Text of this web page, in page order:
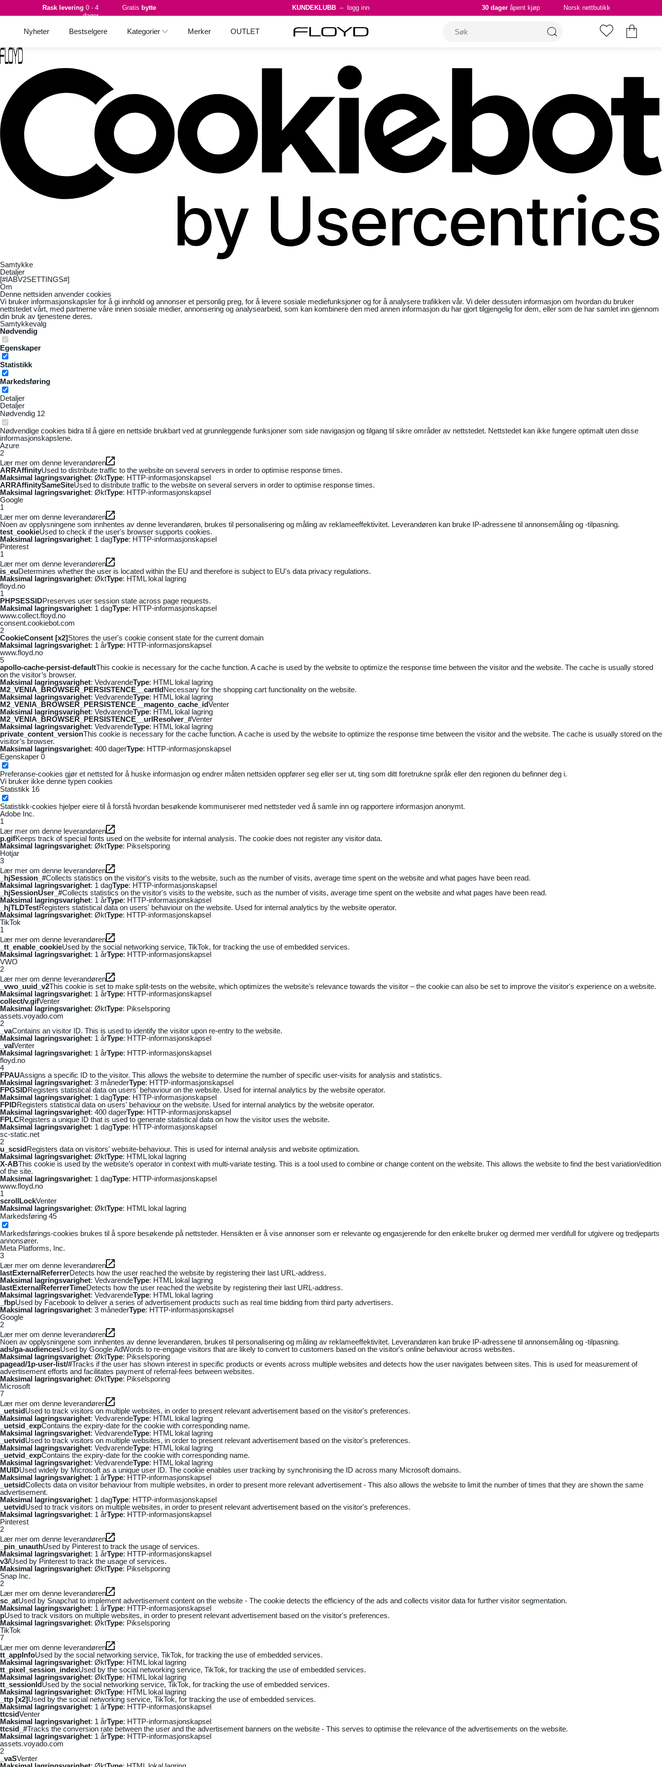
Samtykke
Detaljer
[#IABV2SETTINGS#]
Om
Denne nettsiden anvender cookies
Vi bruker informasjonskapsler for å gi innhold og annonser et personlig preg, for å levere sosiale mediefunksjoner og for å analysere trafikken vår. Vi deler dessuten informasjon om hvordan du bruker
nettstedet vårt, med partnerne våre innen sosiale medier, annonsering og analysearbeid, som kan kombinere den med annen informasjon du har gjort tilgjengelig for dem, eller som de har samlet inn gjennom
din bruk av tjenestene deres.
Samtykkevalg
Nødvendig
Egenskaper
Statistikk
Markedsføring
Detaljer
Detaljer
Nødvendig 12
Nødvendige cookies bidra til å gjøre en nettside brukbart ved at grunnleggende funksjoner som side navigasjon og tilgang til sikre områder av nettstedet. Nettstedet kan ikke fungere optimalt uten disse
informasjonskapslene.
Azure
2
Lær mer om denne leverandøren
ARRAffinityUsed to distribute traffic to the website on several servers in order to optimise response times.
Maksimal lagringsvarighet: ØktType: HTTP-informasjonskapsel
ARRAffinitySameSiteUsed to distribute traffic to the website on several servers in order to optimise response times.
Maksimal lagringsvarighet: ØktType: HTTP-informasjonskapsel
Google
1
Lær mer om denne leverandøren
Noen av opplysningene som innhentes av denne leverandøren, brukes til personalisering og måling av reklameeffektivitet. Leverandøren kan bruke IP-adressene til annonsemåling og -tilpasning.
test_cookieUsed to check if the user's browser supports cookies.
Maksimal lagringsvarighet: 1 dagType: HTTP-informasjonskapsel
Pinterest
1
Lær mer om denne leverandøren
is_euDetermines whether the user is located within the EU and therefore is subject to EU's data privacy regulations.
Maksimal lagringsvarighet: ØktType: HTML lokal lagring
floyd.no
1
PHPSESSIDPreserves user session state across page requests.
Maksimal lagringsvarighet: 1 dagType: HTTP-informasjonskapsel
www.collect.floyd.no
consent.cookiebot.com
2
CookieConsent [x2]Stores the user's cookie consent state for the current domain
Maksimal lagringsvarighet: 1 årType: HTTP-informasjonskapsel
www.floyd.no
5
apollo-cache-persist-defaultThis cookie is necessary for the cache function. A cache is used by the website to optimize the response time between the visitor and the website. The cache is usually stored
on the visitor’s browser.
Maksimal lagringsvarighet: VedvarendeType: HTML lokal lagring
M2_VENIA_BROWSER_PERSISTENCE__cartIdNecessary for the shopping cart functionality on the website.
Maksimal lagringsvarighet: VedvarendeType: HTML lokal lagring
M2_VENIA_BROWSER_PERSISTENCE__magento_cache_idVenter
Maksimal lagringsvarighet: VedvarendeType: HTML lokal lagring
M2_VENIA_BROWSER_PERSISTENCE__urlResolver_#Venter
Maksimal lagringsvarighet: VedvarendeType: HTML lokal lagring
private_content_versionThis cookie is necessary for the cache function. A cache is used by the website to optimize the response time between the visitor and the website. The cache is usually stored on the
visitor’s browser.
Maksimal lagringsvarighet: 400 dagerType: HTTP-informasjonskapsel
Egenskaper 0
Preferanse-cookies gjør et nettsted for å huske informasjon og endrer måten nettsiden oppfører seg eller ser ut, ting som ditt foretrukne språk eller den regionen du befinner deg i.
Vi bruker ikke denne typen cookies
Statistikk 16
Statistikk-cookies hjelper eiere til å forstå hvordan besøkende kommuniserer med nettsteder ved å samle inn og rapportere informasjon anonymt.
Adobe Inc.
1
Lær mer om denne leverandøren
p.gifKeeps track of special fonts used on the website for internal analysis. The cookie does not register any visitor data.
Maksimal lagringsvarighet: ØktType: Pikselsporing
Hotjar
3
Lær mer om denne leverandøren
_hjSession_#Collects statistics on the visitor's visits to the website, such as the number of visits, average time spent on the website and what pages have been read.
Maksimal lagringsvarighet: 1 dagType: HTTP-informasjonskapsel
_hjSessionUser_#Collects statistics on the visitor's visits to the website, such as the number of visits, average time spent on the website and what pages have been read.
Maksimal lagringsvarighet: 1 årType: HTTP-informasjonskapsel
_hjTLDTestRegisters statistical data on users' behaviour on the website. Used for internal analytics by the website operator.
Maksimal lagringsvarighet: ØktType: HTTP-informasjonskapsel
TikTok
1
Lær mer om denne leverandøren
_tt_enable_cookieUsed by the social networking service, TikTok, for tracking the use of embedded services.
Maksimal lagringsvarighet: 1 årType: HTTP-informasjonskapsel
VWO
2
Lær mer om denne leverandøren
_vwo_uuid_v2This cookie is set to make split-tests on the website, which optimizes the website's relevance towards the visitor – the cookie can also be set to improve the visitor's experience on a website.
Maksimal lagringsvarighet: 1 årType: HTTP-informasjonskapsel
collect/v.gifVenter
Maksimal lagringsvarighet: ØktType: Pikselsporing
assets.voyado.com
2
_vaContains an visitor ID. This is used to identify the visitor upon re-entry to the website.
Maksimal lagringsvarighet: 1 årType: HTTP-informasjonskapsel
_vaIVenter
Maksimal lagringsvarighet: 1 årType: HTTP-informasjonskapsel
floyd.no
4
FPAUAssigns a specific ID to the visitor. This allows the website to determine the number of specific user-visits for analysis and statistics.
Maksimal lagringsvarighet: 3 månederType: HTTP-informasjonskapsel
FPGSIDRegisters statistical data on users' behaviour on the website. Used for internal analytics by the website operator.
Maksimal lagringsvarighet: 1 dagType: HTTP-informasjonskapsel
FPIDRegisters statistical data on users' behaviour on the website. Used for internal analytics by the website operator.
Maksimal lagringsvarighet: 400 dagerType: HTTP-informasjonskapsel
FPLCRegisters a unique ID that is used to generate statistical data on how the visitor uses the website.
Maksimal lagringsvarighet: 1 dagType: HTTP-informasjonskapsel
sc-static.net
2
u_scsidRegisters data on visitors' website-behaviour. This is used for internal analysis and website optimization.
Maksimal lagringsvarighet: ØktType: HTML lokal lagring
X-ABThis cookie is used by the website’s operator in context with multi-variate testing. This is a tool used to combine or change content on the website. This allows the website to find the best variation/edition
of the site.
Maksimal lagringsvarighet: 1 dagType: HTTP-informasjonskapsel
www.floyd.no
1
scrollLockVenter
Maksimal lagringsvarighet: ØktType: HTML lokal lagring
Markedsføring 45
Markedsførings-cookies brukes til å spore besøkende på nettsteder. Hensikten er å vise annonser som er relevante og engasjerende for den enkelte bruker og dermed mer verdifull for utgivere og tredjeparts
annonsører.
Meta Platforms, Inc.
3
Lær mer om denne leverandøren
lastExternalReferrerDetects how the user reached the website by registering their last URL-address.
Maksimal lagringsvarighet: VedvarendeType: HTML lokal lagring
lastExternalReferrerTimeDetects how the user reached the website by registering their last URL-address.
Maksimal lagringsvarighet: VedvarendeType: HTML lokal lagring
_fbpUsed by Facebook to deliver a series of advertisement products such as real time bidding from third party advertisers.
Maksimal lagringsvarighet: 3 månederType: HTTP-informasjonskapsel
Google
2
Lær mer om denne leverandøren
Noen av opplysningene som innhentes av denne leverandøren, brukes til personalisering og måling av reklameeffektivitet. Leverandøren kan bruke IP-adressene til annonsemåling og -tilpasning.
ads/ga-audiencesUsed by Google AdWords to re-engage visitors that are likely to convert to customers based on the visitor's online behaviour across websites.
Maksimal lagringsvarighet: ØktType: Pikselsporing
pagead/1p-user-list/#Tracks if the user has shown interest in specific products or events across multiple websites and detects how the user navigates between sites. This is used for measurement of
advertisement efforts and facilitates payment of referral-fees between websites.
Maksimal lagringsvarighet: ØktType: Pikselsporing
Microsoft
7
Lær mer om denne leverandøren
_uetsidUsed to track visitors on multiple websites, in order to present relevant advertisement based on the visitor's preferences.
Maksimal lagringsvarighet: VedvarendeType: HTML lokal lagring
_uetsid_expContains the expiry-date for the cookie with corresponding name.
Maksimal lagringsvarighet: VedvarendeType: HTML lokal lagring
_uetvidUsed to track visitors on multiple websites, in order to present relevant advertisement based on the visitor's preferences.
Maksimal lagringsvarighet: VedvarendeType: HTML lokal lagring
_uetvid_expContains the expiry-date for the cookie with corresponding name.
Maksimal lagringsvarighet: VedvarendeType: HTML lokal lagring
MUIDUsed widely by Microsoft as a unique user ID. The cookie enables user tracking by synchronising the ID across many Microsoft domains.
Maksimal lagringsvarighet: 1 årType: HTTP-informasjonskapsel
_uetsidCollects data on visitor behaviour from multiple websites, in order to present more relevant advertisement - This also allows the website to limit the number of times that they are shown the same
advertisement.
Maksimal lagringsvarighet: 1 dagType: HTTP-informasjonskapsel
_uetvidUsed to track visitors on multiple websites, in order to present relevant advertisement based on the visitor's preferences.
Maksimal lagringsvarighet: 1 årType: HTTP-informasjonskapsel
Pinterest
2
Lær mer om denne leverandøren
_pin_unauthUsed by Pinterest to track the usage of services.
Maksimal lagringsvarighet: 1 årType: HTTP-informasjonskapsel
v3/Used by Pinterest to track the usage of services.
Maksimal lagringsvarighet: ØktType: Pikselsporing
Snap Inc.
2
Lær mer om denne leverandøren
sc_atUsed by Snapchat to implement advertisement content on the website - The cookie detects the efficiency of the ads and collects visitor data for further visitor segmentation.
Maksimal lagringsvarighet: 1 årType: HTTP-informasjonskapsel
pUsed to track visitors on multiple websites, in order to present relevant advertisement based on the visitor's preferences.
Maksimal lagringsvarighet: ØktType: Pikselsporing
TikTok
7
Lær mer om denne leverandøren
tt_appInfoUsed by the social networking service, TikTok, for tracking the use of embedded services.
Maksimal lagringsvarighet: ØktType: HTML lokal lagring
tt_pixel_session_indexUsed by the social networking service, TikTok, for tracking the use of embedded services.
Maksimal lagringsvarighet: ØktType: HTML lokal lagring
tt_sessionIdUsed by the social networking service, TikTok, for tracking the use of embedded services.
Maksimal lagringsvarighet: ØktType: HTML lokal lagring
_ttp [x2]Used by the social networking service, TikTok, for tracking the use of embedded services.
Maksimal lagringsvarighet: 1 årType: HTTP-informasjonskapsel
ttcsidVenter
Maksimal lagringsvarighet: 1 årType: HTTP-informasjonskapsel
ttcsid_#Tracks the conversion rate between the user and the advertisement banners on the website - This serves to optimise the relevance of the advertisements on the website.
Maksimal lagringsvarighet: 1 årType: HTTP-informasjonskapsel
assets.voyado.com
2
_vaSVenter
Rask levering 0 - 4
dager
Gratis bytte KUNDEKLUBB – logg inn 30 dager åpent kjøp Norsk nettbutikk
Nyheter Bestselgere Kategorier Merker OUTLET